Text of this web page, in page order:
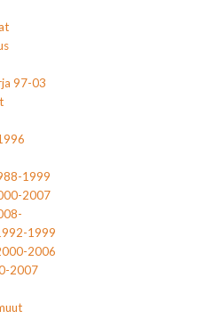
97-03
1999
2007
1999
2006
2007